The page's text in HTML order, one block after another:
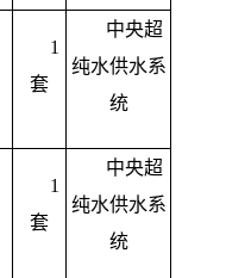
1
套
中央超
纯水供水系
统
1
套
中央超
纯水供水系
统